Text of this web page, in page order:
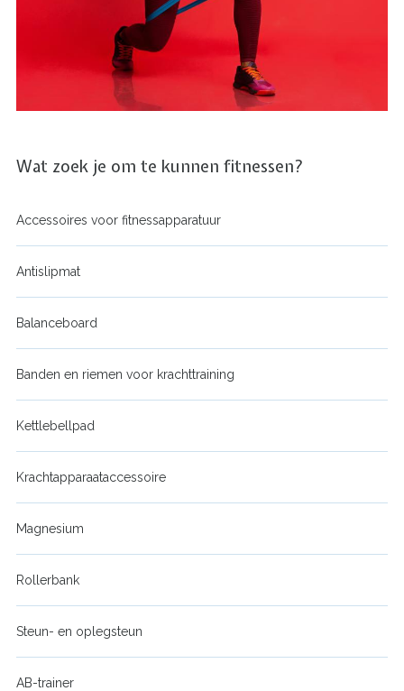
Wat zoek je om te kunnen fitnessen?
Accessoires voor fitnessapparatuur
Antislipmat
Balanceboard
Banden en riemen voor krachttraining
Kettlebellpad
Krachtapparaataccessoire
Magnesium
Rollerbank
Steun- en oplegsteun
AB-trainer